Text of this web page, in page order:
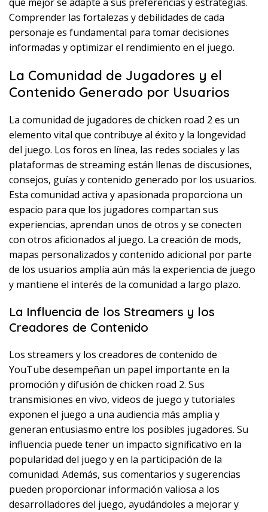
Comprender las fortalezas y debilidades de cada
personaje es fundamental para tomar decisiones
informadas y optimizar el rendimiento en el juego.
La Comunidad de Jugadores y el
Contenido Generado por Usuarios
La comunidad de jugadores de chicken road 2 es un
elemento vital que contribuye al éxito y la longevidad
del juego. Los foros en línea, las redes sociales y las
plataformas de streaming están llenas de discusiones,
consejos, guías y contenido generado por los usuarios.
Esta comunidad activa y apasionada proporciona un
espacio para que los jugadores compartan sus
experiencias, aprendan unos de otros y se conecten
con otros aficionados al juego. La creación de mods,
mapas personalizados y contenido adicional por parte
de los usuarios amplía aún más la experiencia de juego
y mantiene el interés de la comunidad a largo plazo.
La Influencia de los Streamers y los
Creadores de Contenido
Los streamers y los creadores de contenido de
YouTube desempeñan un papel importante en la
promoción y difusión de chicken road 2. Sus
transmisiones en vivo, videos de juego y tutoriales
exponen el juego a una audiencia más amplia y
generan entusiasmo entre los posibles jugadores. Su
influencia puede tener un impacto significativo en la
popularidad del juego y en la participación de la
comunidad. Además, sus comentarios y sugerencias
pueden proporcionar información valiosa a los
desarrolladores del juego, ayudándoles a mejorar y